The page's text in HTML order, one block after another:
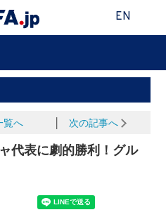
EN
覧へ 次の記事へ
代表に劇的勝利！グル